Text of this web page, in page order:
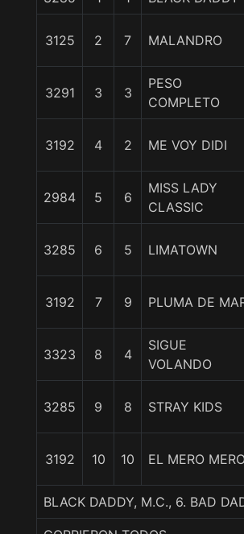
3125 2 7 MALANDRO
3291 3 3
PESO
COMPLETO
3192 4 2 ME VOY DIDI
2984 5 6
MISS LADY
CLASSIC
3285 6 5 LIMATOWN
3192 7 9 PLUMA DE
3323 8 4
SIGUE
VOLANDO
3285 9 8 STRAY KIDS
3192 10 10 EL MERO
BLACK DADDY, M.C., 6. BAD